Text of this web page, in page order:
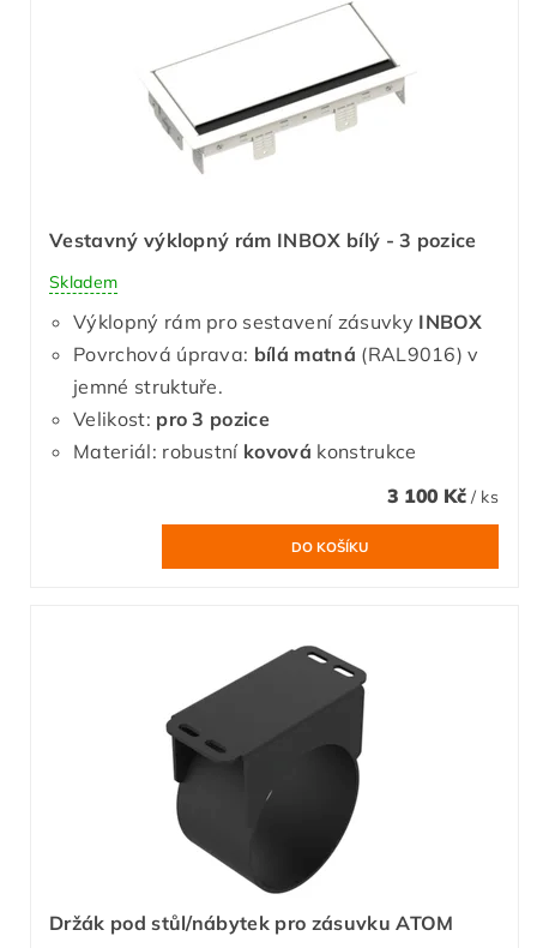
Vestavný výklopný rám INBOX bílý - 3 pozice
Skladem
Výklopný rám pro sestavení zásuvky INBOX
Povrchová úprava: bílá matná (RAL9016) v
jemné struktuře.
Velikost: pro 3 pozice
Materiál: robustní kovová konstrukce
3 100 Kč / ks
Držák pod stůl/nábytek pro zásuvku ATOM